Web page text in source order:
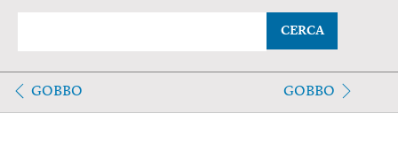
CERCA
GOBBO GOBBO